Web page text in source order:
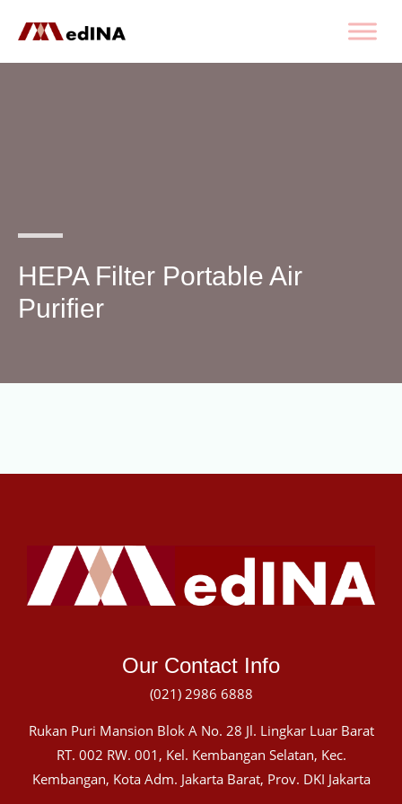
HEPA Filter Portable Air
Purifier
Our Contact Info
(021) 2986 6888
Rukan Puri Mansion Blok A No. 28 Jl. Lingkar Luar Barat
RT. 002 RW. 001, Kel. Kembangan Selatan, Kec.
Kembangan, Kota Adm. Jakarta Barat, Prov. DKI Jakarta